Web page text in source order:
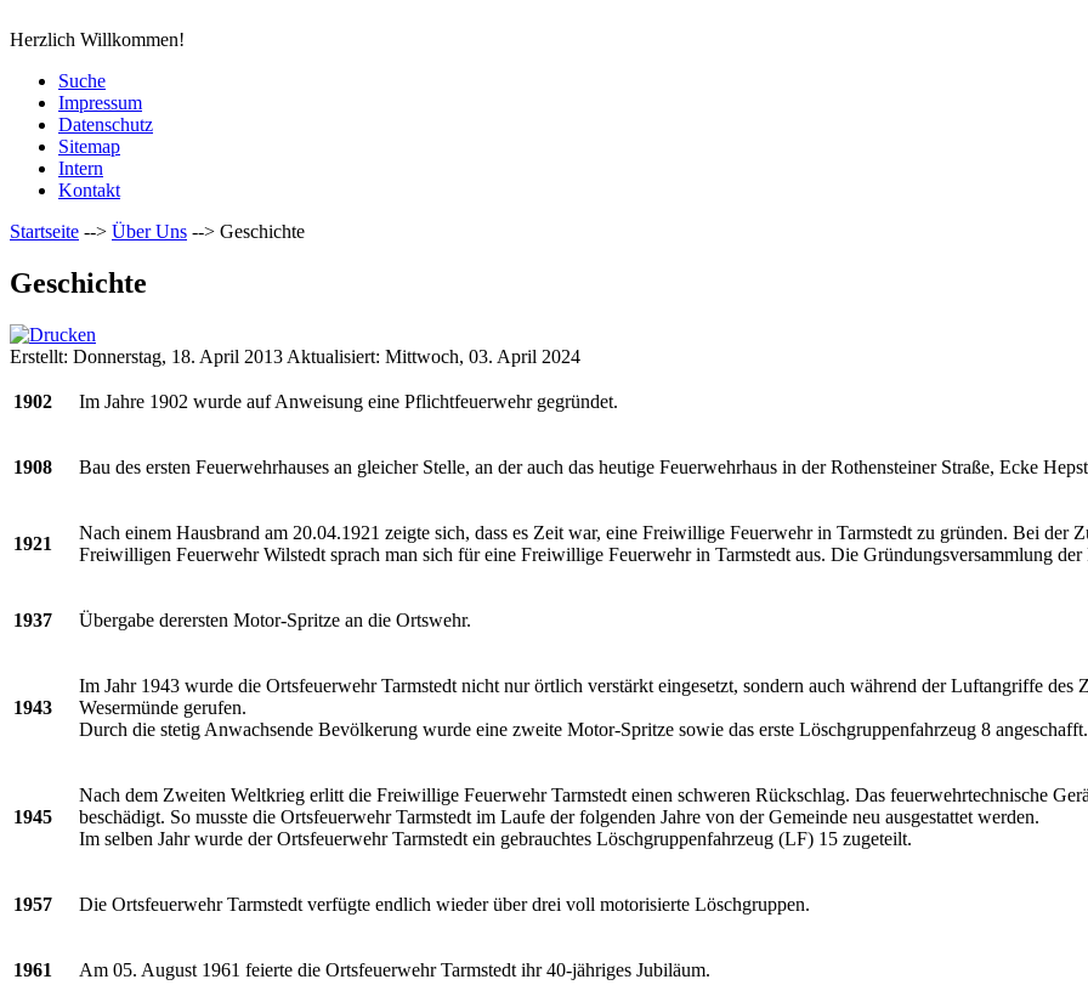
Herzlich Willkommen!
Suche
Impressum
Datenschutz
Sitemap
Intern
Kontakt
Startseite --> Über Uns --> Geschichte
Geschichte
Erstellt: Donnerstag, 18. April 2013 Aktualisiert: Mittwoch, 03. April 2024
1902 Im Jahre 1902 wurde auf Anweisung eine Pflichtfeuerwehr gegründet.
1908 Bau des ersten Feuerwehrhauses an gleicher Stelle, an der auch das heutige Feuerwehrhaus in der Rothensteiner Straße, Ecke
1921
Nach einem Hausbrand am 20.04.1921 zeigte sich, dass es Zeit war, eine Freiwillige Feuerwehr in Tarmstedt zu gründen. Bei der
Freiwilligen Feuerwehr Wilstedt sprach man sich für eine Freiwillige Feuerwehr in Tarmstedt aus. Die Gründungsversammlung
1937 Übergabe derersten Motor-Spritze an die Ortswehr.
1943
Im Jahr 1943 wurde die Ortsfeuerwehr Tarmstedt nicht nur örtlich verstärkt eingesetzt, sondern auch während der Luftangriffe
Wesermünde gerufen.
Durch die stetig Anwachsende Bevölkerung wurde eine zweite Motor-Spritze sowie das erste Löschgruppenfahrzeug 8 angeschafft.
1945
Nach dem Zweiten Weltkrieg erlitt die Freiwillige Feuerwehr Tarmstedt einen schweren Rückschlag. Das feuerwehrtechnische
beschädigt. So musste die Ortsfeuerwehr Tarmstedt im Laufe der folgenden Jahre von der Gemeinde neu ausgestattet werden.
Im selben Jahr wurde der Ortsfeuerwehr Tarmstedt ein gebrauchtes Löschgruppenfahrzeug (LF) 15 zugeteilt.
1957 Die Ortsfeuerwehr Tarmstedt verfügte endlich wieder über drei voll motorisierte Löschgruppen.
1961 Am 05. August 1961 feierte die Ortsfeuerwehr Tarmstedt ihr 40-jähriges Jubiläum.